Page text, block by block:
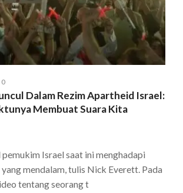
0
Dalam Rezim Apartheid Israel:
Membuat Suara Kita
Israel saat ini menghadapi
mendalam, tulis Nick Everett. Pada
tentang seorang t